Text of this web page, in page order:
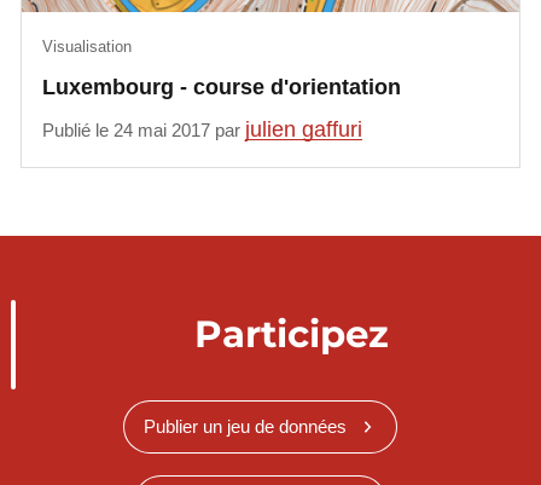
Luxembourg - course d'orientation
Visualisation
Publié le 24 mai 2017 par julien gaffuri
Participez
Publier un jeu de données